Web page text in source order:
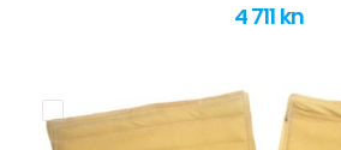
4 711 kn